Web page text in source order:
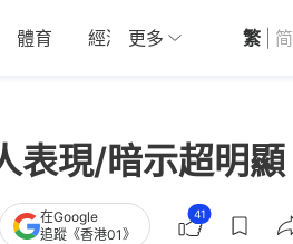
體育 經濟 01深圳 觀點
更多 繁 简
表現/暗示超明顯
在Google
追蹤《香港01》
41